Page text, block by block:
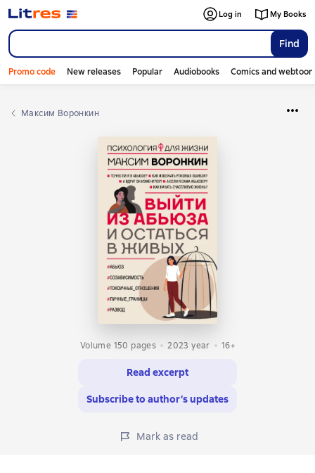
Find
Log in My Books
Promo code New releases Popular Audiobooks Comics and
Максим Воронкин
Volume 150 pages 2023 year 16+
Read excerpt
Subscribe to author’s updates
Mark as read